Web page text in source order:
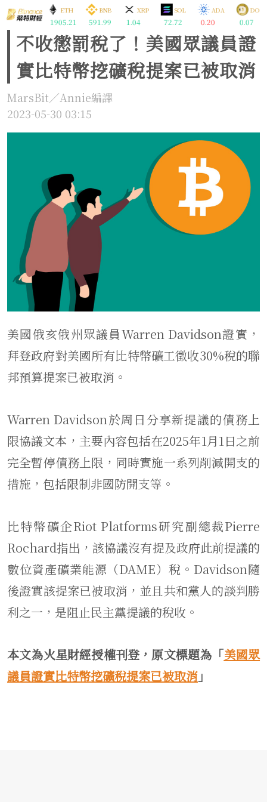
不收懲罰稅了！美國眾議員證
實比特幣挖礦稅提案已被取消
MarsBit／Annie編譯
2023-05-30 03:15
美國俄亥俄州眾議員Warren Davidson證實，
拜登政府對美國所有比特幣礦工徵收30%稅的聯
邦預算提案已被取消。
Warren Davidson於周日分享新提議的債務上
限協議文本，主要內容包括在2025年1月1日之前
完全暫停債務上限，同時實施一系列削減開支的
措施，包括限制非國防開支等。
比特幣礦企Riot Platforms研究副總裁Pierre
Rochard指出，該協議沒有提及政府此前提議的
數位資產礦業能源（DAME）稅。Davidson隨
後證實該提案已被取消，並且共和黨人的談判勝
利之一，是阻止民主黨提議的稅收。
本文為火星財經授權刊登，原文標題為「美國眾
議員證實比特幣挖礦稅提案已被取消 」
BTC
64370.00
ETH
1905.21
BNB
591.99
XRP
1.04
SOL
72.72
ADA
0.20
DOGE
0.07